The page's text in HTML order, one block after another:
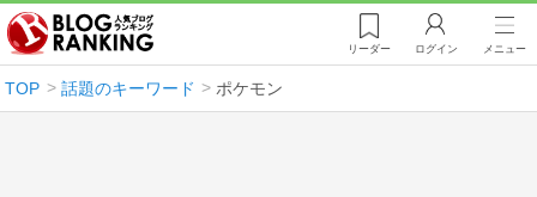
リーダー ログイン メニュー
TOP 話題のキーワード ポケモン